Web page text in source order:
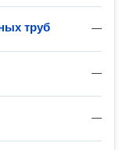
—
труб
—
—